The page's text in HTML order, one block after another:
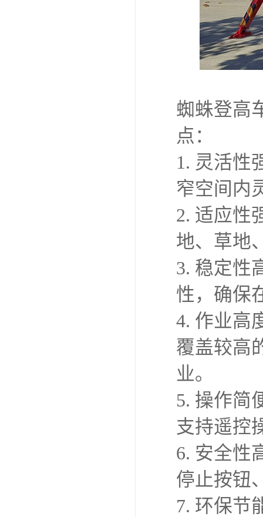
蜘蛛登高
点：
1. 灵活性
窄空间内
2. 适应性
地、草地
3. 稳定性
性，确保
4. 作业高
覆盖较高
业。
5. 操作简
支持遥控
6. 安全性
停止按钮
7. 环保节